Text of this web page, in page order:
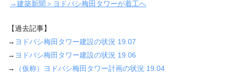
→建築新聞＞ヨドバシ梅田タワーが着工へ
【過去記事】
→ ヨドバシ梅田タワー建設の状況 19.07
→ ヨドバシ梅田タワー建設の状況 19.06
→
（仮称）ヨドバシ梅田タワー計画の状況 19.04